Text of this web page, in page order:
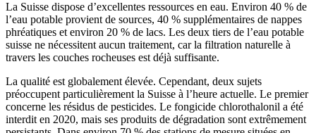
La Suisse dispose d’excellentes ressources en eau. Environ 40 % de
l’eau potable provient de sources, 40 % supplémentaires de nappes
phréatiques et environ 20 % de lacs. Les deux tiers de l’eau potable
suisse ne nécessitent aucun traitement, car la filtration naturelle à
travers les couches rocheuses est déjà suffisante.
La qualité est globalement élevée. Cependant, deux sujets
préoccupent particulièrement la Suisse à l’heure actuelle. Le premier
concerne les résidus de pesticides. Le fongicide chlorothalonil a été
interdit en 2020, mais ses produits de dégradation sont extrêmement